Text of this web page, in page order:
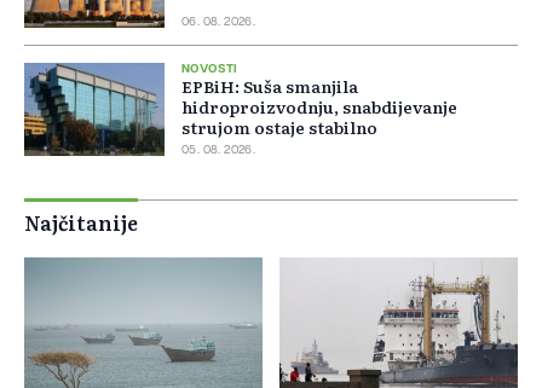
06. 08. 2026.
NOVOSTI
EPBiH: Suša smanjila
hidroproizvodnju, snabdijevanje
strujom ostaje stabilno
05. 08. 2026.
Najčitanije